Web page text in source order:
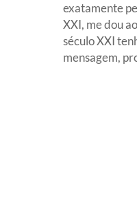
exatamente
XXI, me dou
século XXI
mensagem,